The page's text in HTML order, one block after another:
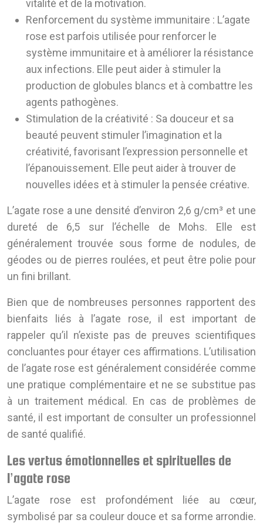
vitalité et de la motivation.
Renforcement du système immunitaire : L’agate
rose est parfois utilisée pour renforcer le
système immunitaire et à améliorer la résistance
aux infections. Elle peut aider à stimuler la
production de globules blancs et à combattre les
agents pathogènes.
Stimulation de la créativité : Sa douceur et sa
beauté peuvent stimuler l’imagination et la
créativité, favorisant l’expression personnelle et
l’épanouissement. Elle peut aider à trouver de
nouvelles idées et à stimuler la pensée créative.
L’agate rose a une densité d’environ 2,6 g/cm³ et une
dureté de 6,5 sur l’échelle de Mohs. Elle est
généralement trouvée sous forme de nodules, de
géodes ou de pierres roulées, et peut être polie pour
un fini brillant.
Bien que de nombreuses personnes rapportent des
bienfaits liés à l’agate rose, il est important de
rappeler qu’il n’existe pas de preuves scientifiques
concluantes pour étayer ces affirmations. L’utilisation
de l’agate rose est généralement considérée comme
une pratique complémentaire et ne se substitue pas
à un traitement médical. En cas de problèmes de
santé, il est important de consulter un professionnel
de santé qualifié.
Les vertus émotionnelles et spirituelles de
l’agate rose
L’agate rose est profondément liée au cœur,
symbolisé par sa couleur douce et sa forme arrondie.